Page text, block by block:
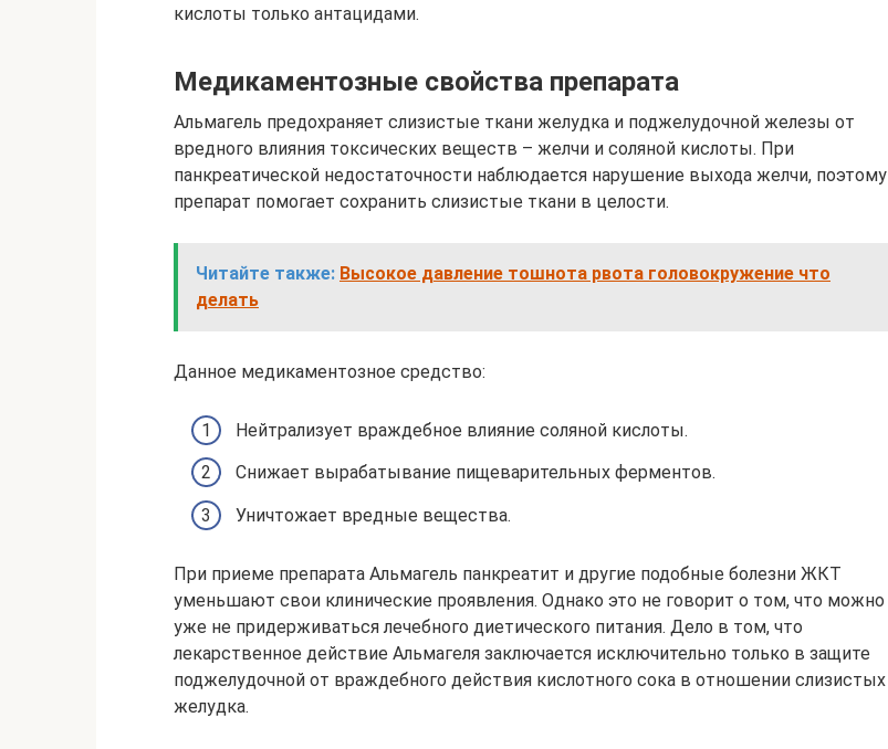
кислоты только антацидами.
Медикаментозные свойства препарата
Альмагель предохраняет слизистые ткани желудка и поджелудочной железы от
вредного влияния токсических веществ – желчи и соляной кислоты. При
панкреатической недостаточности наблюдается нарушение выхода желчи, поэтому
препарат помогает сохранить слизистые ткани в целости.
Читайте также: Высокое давление тошнота рвота головокружение что
делать
Данное медикаментозное средство:
Нейтрализует враждебное влияние соляной кислоты.
Снижает вырабатывание пищеварительных ферментов.
Уничтожает вредные вещества.
При приеме препарата Альмагель панкреатит и другие подобные болезни ЖКТ
уменьшают свои клинические проявления. Однако это не говорит о том, что можно
уже не придерживаться лечебного диетического питания. Дело в том, что
лекарственное действие Альмагеля заключается исключительно только в защите
поджелудочной от враждебного действия кислотного сока в отношении слизистых
желудка.